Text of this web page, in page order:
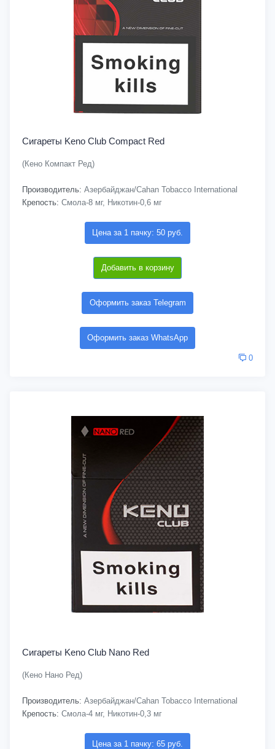
Сигареты Keno Club Compact Red
(Кено Компакт Ред)
Производитель: Азербайджан/Cahan Tobacco International
Крепость: Смола-8 мг, Никотин-0,6 мг
Цена за 1 пачку: 50 руб.
Добавить в корзину
Оформить заказ Telegram
Оформить заказ WhatsApp
0
Сигареты Keno Club Nano Red
(Кено Нано Ред)
Производитель: Азербайджан/Cahan Tobacco International
Крепость: Смола-4 мг, Никотин-0,3 мг
Цена за 1 пачку: 65 руб.